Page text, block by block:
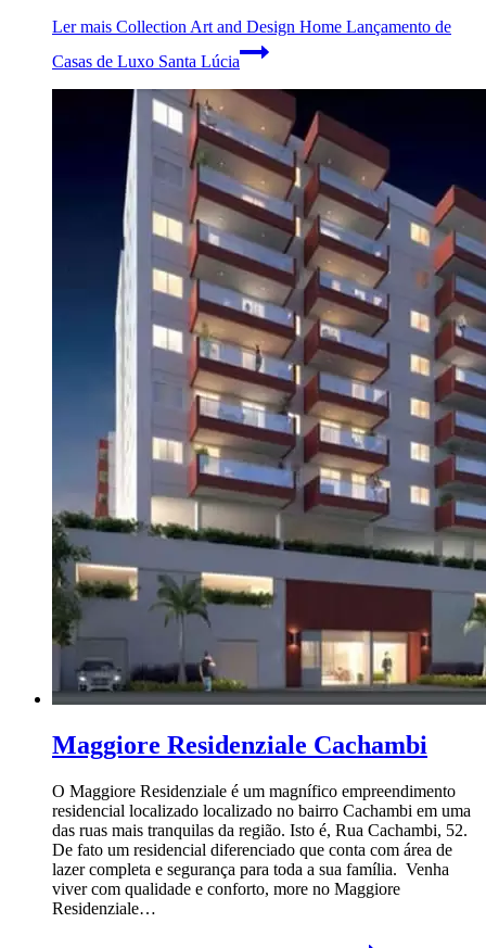
Ler mais Collection Art and Design Home Lançamento de
Casas de Luxo Santa Lúcia
Maggiore Residenziale Cachambi
O Maggiore Residenziale é um magnífico empreendimento
residencial localizado localizado no bairro Cachambi em uma
das ruas mais tranquilas da região. Isto é, Rua Cachambi, 52.
De fato um residencial diferenciado que conta com área de
lazer completa e segurança para toda a sua família. Venha
viver com qualidade e conforto, more no Maggiore
Residenziale…